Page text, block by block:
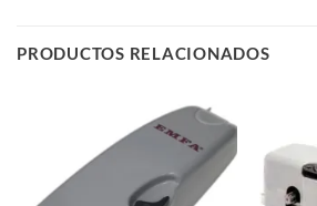
PRODUCTOS RELACIONADOS